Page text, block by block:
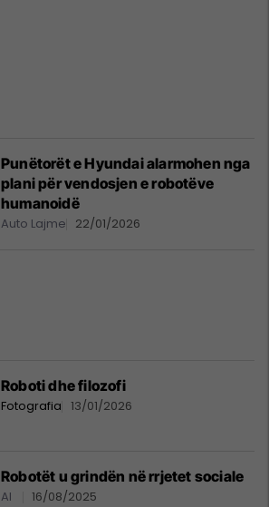
Punëtorët e Hyundai alarmohen nga
plani për vendosjen e robotëve
humanoidë
Auto Lajme 22/01/2026
Roboti dhe filozofi
Fotografia 13/01/2026
Robotët u grindën në rrjetet sociale
AI 16/08/2025